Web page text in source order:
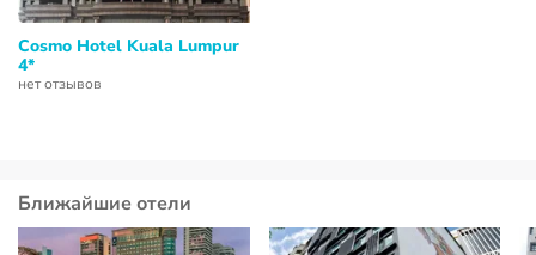
Cosmo Hotel Kuala Lumpur
4*
нет отзывов
Ближайшие отели